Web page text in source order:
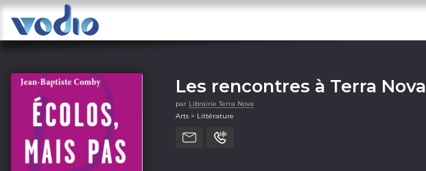
Les rencontres à Terra Nova
par Librairie Terra Nova
Arts > Littérature